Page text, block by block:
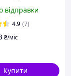
XC8147/01,
відправки
4.9 (7)
₴/міс
Купити